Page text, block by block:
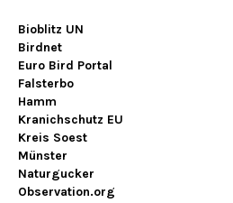
Bioblitz UN
Birdnet
Euro Bird Portal
Falsterbo
Hamm
Kranichschutz EU
Kreis Soest
Münster
Naturgucker
Observation.org